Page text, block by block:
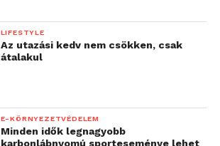
LIFESTYLE
Az utazási kedv nem csökken, csak
átalakul
E-KÖRNYEZETVÉDELEM
Minden idők legnagyobb
karbonlábnyomú sporteseménye lehet